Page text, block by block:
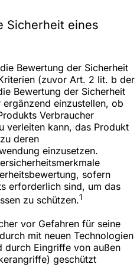
Sicherheit eines
Bewertung der Sicherheit
(zuvor Art. 2 lit. b der
Bewertung der Sicherheit
einzustellen, ob
Verbraucher
verleiten kann, das Produkt
deren
einzusetzen.
sofern
erforderlich sind, um das
zu schützen.1
vor Gefahren für seine
mit neuen Technologien
durch Eingriffe von außen
geschützt